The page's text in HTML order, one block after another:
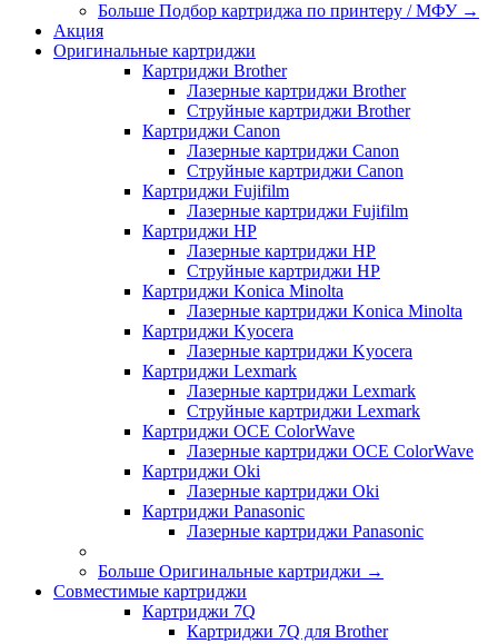
Больше Подбор картриджа по принтеру / МФУ →
Акция
Оригинальные картриджи
Картриджи Brother
Лазерные картриджи Brother
Струйные картриджи Brother
Картриджи Canon
Лазерные картриджи Canon
Струйные картриджи Canon
Картриджи Fujifilm
Лазерные картриджи Fujifilm
Картриджи HP
Лазерные картриджи HP
Струйные картриджи HP
Картриджи Konica Minolta
Лазерные картриджи Konica Minolta
Картриджи Kyocera
Лазерные картриджи Kyocera
Картриджи Lexmark
Лазерные картриджи Lexmark
Струйные картриджи Lexmark
Картриджи OCE ColorWave
Лазерные картриджи OCE ColorWave
Картриджи Oki
Лазерные картриджи Oki
Картриджи Panasonic
Лазерные картриджи Panasonic
Больше Оригинальные картриджи →
Совместимые картриджи
Картриджи 7Q
Картриджи 7Q для Brother